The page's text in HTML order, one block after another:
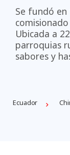
Se fundó en
Ubicada a
parroquias
sabores y
Ecuador